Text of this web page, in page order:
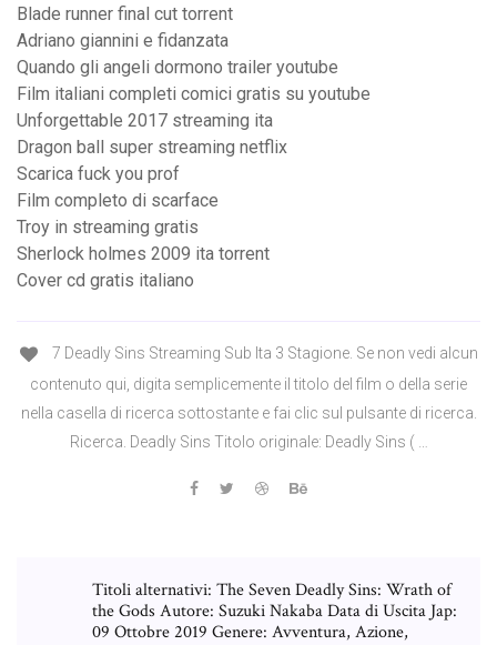
Blade runner final cut torrent
Adriano giannini e fidanzata
Quando gli angeli dormono trailer youtube
Film italiani completi comici gratis su youtube
Unforgettable 2017 streaming ita
Dragon ball super streaming netflix
Scarica fuck you prof
Film completo di scarface
Troy in streaming gratis
Sherlock holmes 2009 ita torrent
Cover cd gratis italiano
7 Deadly Sins Streaming Sub Ita 3 Stagione. Se non vedi alcun
contenuto qui, digita semplicemente il titolo del film o della serie
nella casella di ricerca sottostante e fai clic sul pulsante di ricerca.
Ricerca. Deadly Sins Titolo originale: Deadly Sins ( …
Titoli alternativi: The Seven Deadly Sins: Wrath of
the Gods Autore: Suzuki Nakaba Data di Uscita Jap:
09 Ottobre 2019 Genere: Avventura, Azione,